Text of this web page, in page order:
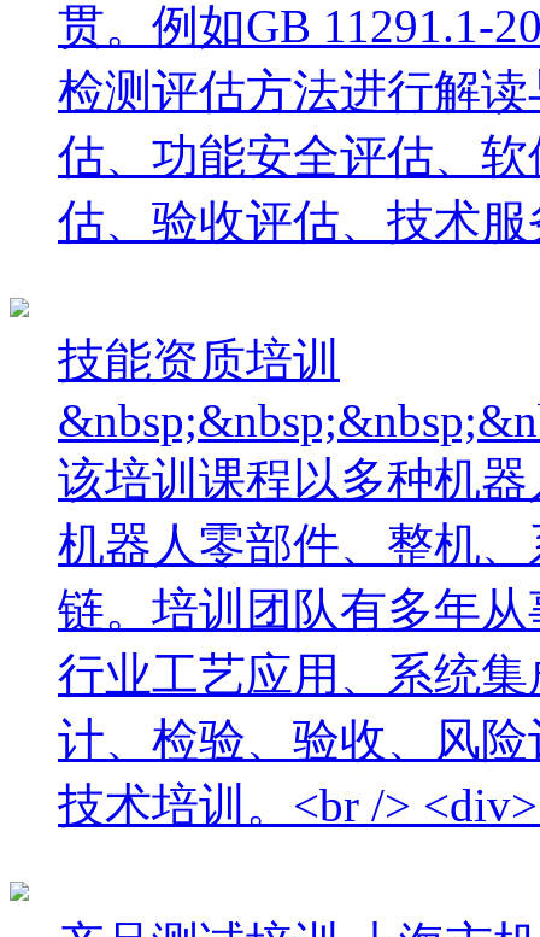
贯。例如GB 11291.1-
检测评估方法进行解
估、功能安全评估、
估、验收评估、技术
技能资质培训
该培训课程以多种机
机器人零部件、整机
链。培训团队有多年
行业工艺应用、系统
计、检验、验收、风
技术培训。<br />